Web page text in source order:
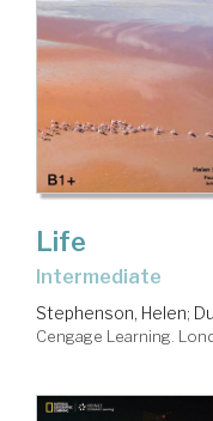
Life
Intermediate
Stephenson, Helen;
Cengage Learning.